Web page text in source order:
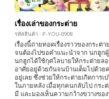
เรื่องเล่าของกระต่าย
รหัสสินค้า : P-YOU-0908
เรื่องนี้ถ่ายทอดเรื่องราวของกระ
จนต้องไปขอคำแนะนำจาก นกฮู
นกฮูกได้ใช้กุศโลบายให้กระต่ายล
อาศัยอยู่ด้วยกันจนบ้านเต็มไปด้วย
อยู่เลย ซึ่งช่วยให้กระต่ายเกิดการ
ในภายหลัง เมื่อทุกคนกลับไป กระ
มี และมองเห็นความกว้างขวางขอ